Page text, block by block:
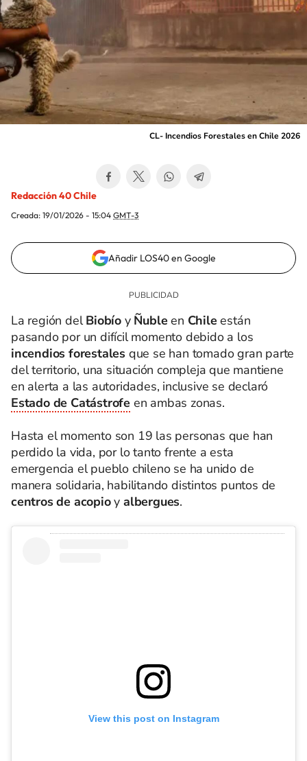
CL- Incendios Forestales en Chile 2026
Redacción 40 Chile
Creada: 19/01/2026 - 15:04 GMT-3
Añadir LOS40 en Google
La región delBiobío y Ñubleen Chileestán
pasando por un difícil momento debido a los
incendios forestales que se han tomado gran parte
del territorio, una situación compleja que mantiene
en alerta a las autoridades, inclusive se declaró
Estado de Catástrofe en ambas zonas.
Hasta el momento son 19 las personas que han
perdido la vida, por lo tanto frente a esta
emergencia el pueblo chileno se ha unido de
manera solidaria, habilitando distintos puntos de
centros de acopioyalbergues.
View this post on Instagram